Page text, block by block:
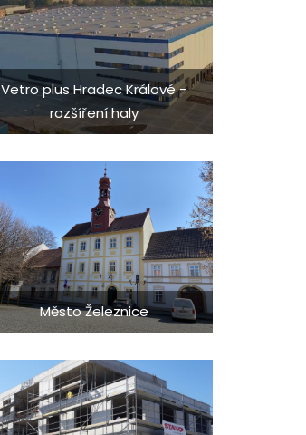
Vetro plus Hradec Králové -
rozšíření haly
Město Železnice